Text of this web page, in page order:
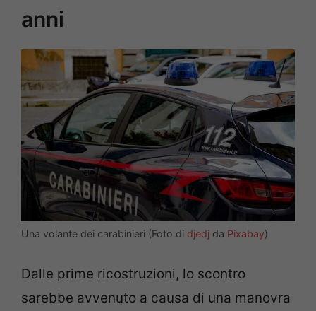
anni
Una volante dei carabinieri (Foto di djedj da Pixabay)
Dalle prime ricostruzioni, lo scontro
sarebbe avvenuto a causa di una manovra